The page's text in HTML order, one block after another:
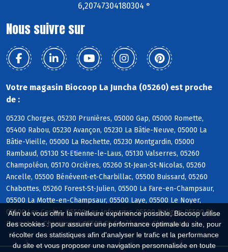
Afin de vous offrir la meilleure expérience possible, Biocoop utilise
des cookies : pour assurer une performance optimale du site, pour
récolter des statistiques afin d'analyser le trafic et la performance
du site et vous proposer une navigation personnalisée en toute
6,20747304180304 °
Nous suivre sur
Votre magasin Biocoop La Juncha (05260) est proche
de :
05230 Chorges, 05230 Prunières, 05000 Gap, 05000 Romette,
05400 Rabou, 05230 Avançon, 05230 La Bâtie-Neuve, 05000 La
Bâtie-Vieille, 05000 La Rochette, 05230 Montgardin, 05000
Rambaud, 05130 St-Etienne-le-Laus, 05130 Valserres, 05260
Champoléon, 05170 Orcières, 05260 St-Jean-St-Nicolas, 05260
Ancelle, 05500 Bénévent-et-Charbillac, 05500 Buissard, 05260
Chabottes, 05260 Forest-St-Julien, 05500 La Fare-en-Champsaur,
05500 La Motte-en-Champsaur, 05500 Laye, 05500 Le Noyer,
05500 Les Costes, 05500 Les Infournas, 05500 Poligny, 05500 St-
Bonnet-en-Champsaur, 05500 St-Eusèbe-en-Champsaur